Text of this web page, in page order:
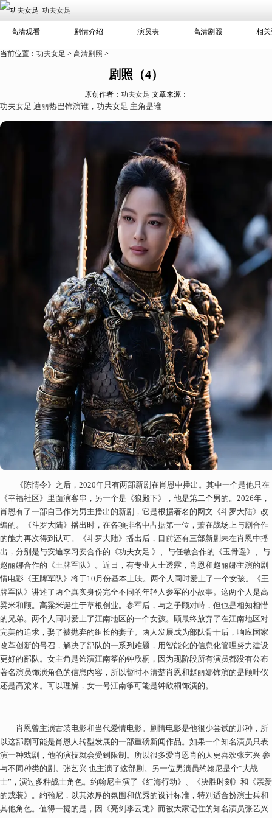
功夫女足
高清观看 剧情介绍 演员表 高清剧照 相
当前位置： 功夫女足 > 高清剧照 >
剧照（4）
原创作者： 功夫女足 文章来源：
功夫女足 迪丽热巴饰演谁，功夫女足 主角是谁
《陈情令》之后，2020年只有两部新剧在肖恩中播出。其中一个是他只在
《幸福社区》里面演客串，另一个是《狼殿下》，他是第二个男的。2026年，
肖恩有了一部自己作为男主播出的新剧，它是根据著名的网文《斗罗大陆》改
编的。《斗罗大陆》播出时，在各项排名中占据第一位，萧在战场上与剧合作
的能力再次得到认可。《斗罗大陆》播出后，目前还有三部新剧未在肖恩中播
出，分别是与安迪李习安合作的《功夫女足 》、与任敏合作的《玉骨遥》、与
赵丽娜合作的《王牌军队》。近日，有专业人士透露，肖恩和赵丽娜主演的剧
情电影《王牌军队》将于10月份基本上映。两个人同时爱上了一个女孩。《王
牌军队》讲述了两个真实身份完全不同的年轻人参军的小故事。这两个人是高
粱米和顾。高粱米诞生于草根创业。参军后，与之子顾对峙，但也是相知相惜
的兄弟。两个人同时爱上了江南地区的一个女孩。顾最终放弃了在江南地区对
完美的追求，娶了被抛弃的组长的妻子。两人发展成为部队骨干后，响应国家
改革创新的号召，解决了部队的一系列难题，用智能化的信息化管理努力建设
更好的部队。女主角是饰演江南筝的钟欣桐，因为现阶段所有演员都没有公布
著名演员饰演角色的信息内容，所以暂时不清楚肖恩和赵丽娜饰演的是顾叶仪
还是高粱米。可以理解，女一号江南筝可能是钟欣桐饰演的。
肖恩曾主演古装电影和当代爱情电影。剧情电影是他很少尝试的那种，所
以这部剧可能是肖恩人转型发展的一部重磅新闻作品。如果一个知名演员只表
演一种戏剧，他的演技就会受到限制。所以很多爱肖恩肖的人更喜欢张艺兴 参
与不同种类的剧。张艺兴 也主演了这部剧。另一位男演员约翰尼是个“大战
士”，演过多种战士角色。约翰尼主演了《红海行动》、《决胜时刻》和《亲爱
的戎装》。约翰尼，以其浓厚的氛围和优秀的设计标准，特别适合扮演士兵和
其他角色。值得一提的是，因《亮剑李云龙》而被大家记住的知名演员张艺兴